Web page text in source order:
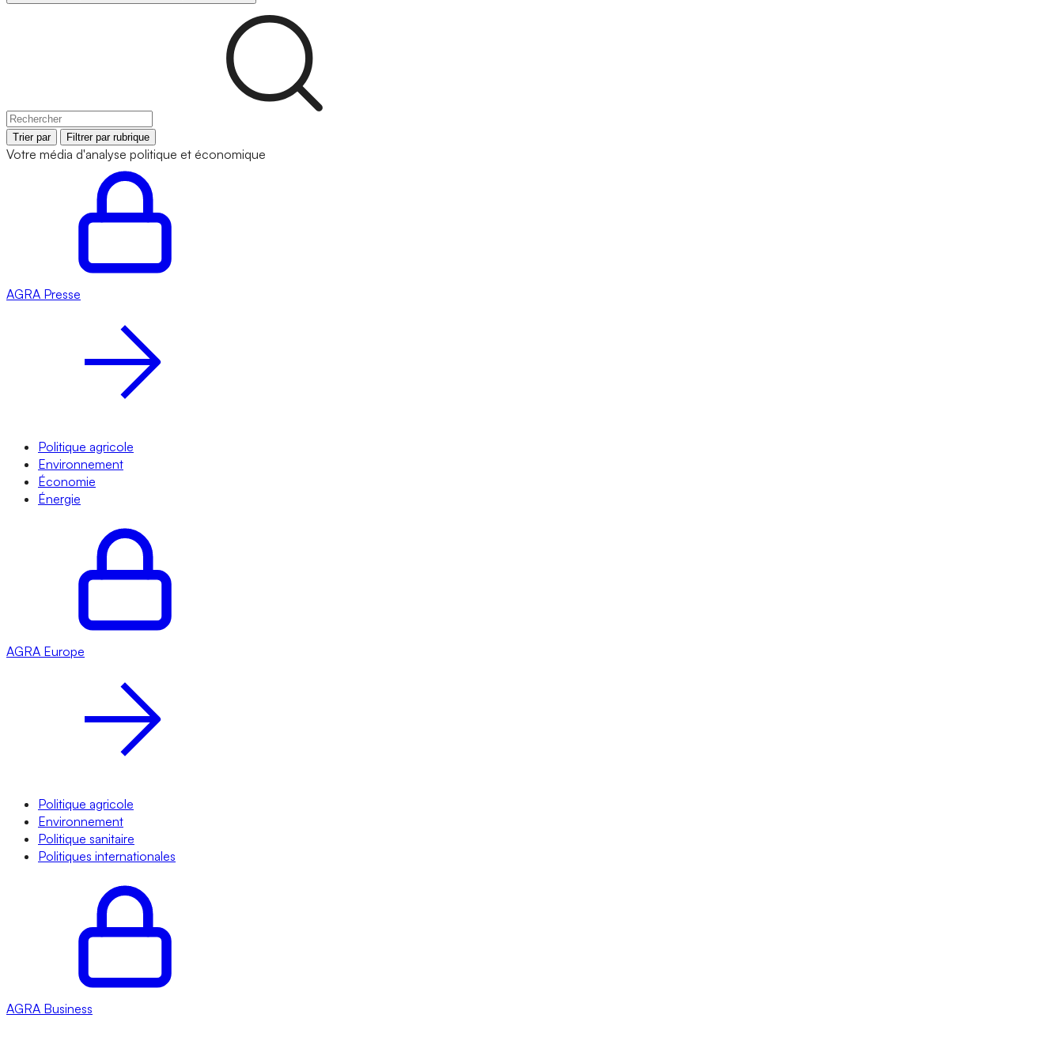
Trier par Filtrer par rubrique
Votre média d'analyse politique et économique
AGRA Presse
Politique agricole
Environnement
Économie
Énergie
AGRA Europe
Politique agricole
Environnement
Politique sanitaire
Politiques internationales
AGRA Business